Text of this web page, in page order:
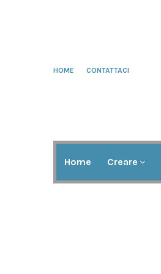
HOME CONTATTACI
Home Creare